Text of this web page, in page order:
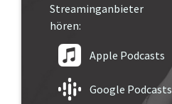
Streaminganbieter
hören:
Apple Podcasts
Google Podcasts